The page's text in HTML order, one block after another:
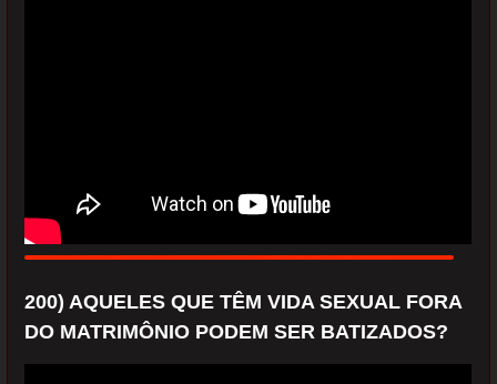
200) AQUELES QUE TÊM VIDA SEXUAL FORA
DO MATRIMÔNIO PODEM SER BATIZADOS?